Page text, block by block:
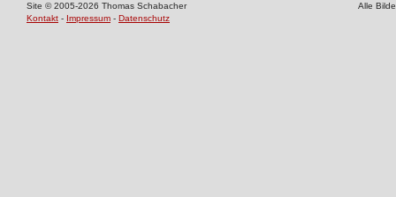
Site © 2005-2026 Thomas Schabacher
Alle
Kontakt - Impressum - Datenschutz